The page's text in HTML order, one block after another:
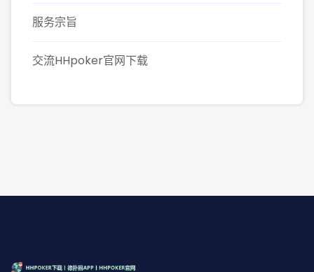
服务宗旨
交流HHpoker官网下载